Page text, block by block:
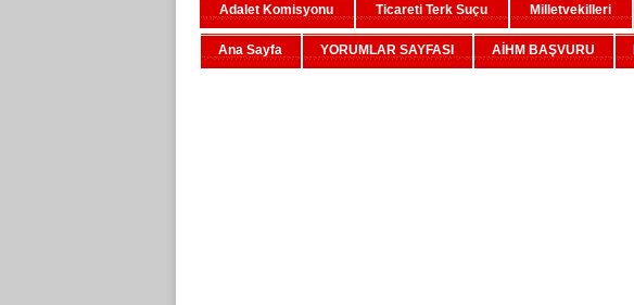
Adalet Komisyonu Ticareti Terk Suçu Milletvekilleri
Ana Sayfa YORUMLAR SAYFASI AİHM BAŞVURU